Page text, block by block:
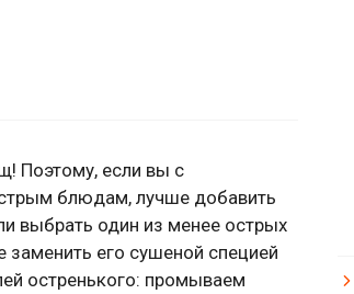
Поэтому, если вы с
блюдам, лучше добавить
выбрать один из менее острых
его сушеной специей
остренького: промываем